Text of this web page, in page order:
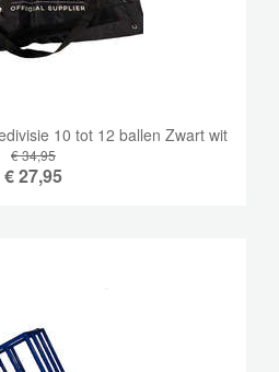
10 tot 12 ballen Zwart wit
€ 34,95
€27,95